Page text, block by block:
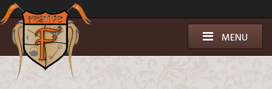
Přeskočit
k
obsahu
MENU